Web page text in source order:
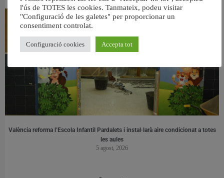
València reforma l’Escola Infantil Pardalets i instal·larà aire condicionat a totes
les aules
5 agost, 2026
l'ús de TOTES les cookies. Tanmateix, podeu visitar
"Configuració de les galetes" per proporcionar un
consentiment controlat.
Configuració cookies Accepta tot